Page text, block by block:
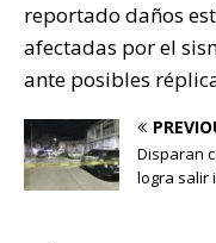
reportado daños
afectadas por el
ante posibles
Disparan
logra salir